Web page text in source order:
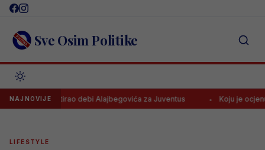
Skip
content Sve Osim Politike
NAJNOVIJE
komentirao debi Alajbegovića za Juventus Koju je ocjenu
LIFESTYLE